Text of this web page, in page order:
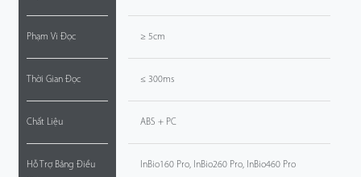
Phạm Vi Đọc
Thời Gian Đọc
Chất Liệu
Hỗ Trợ Bảng Điều
≥ 5cm
≤ 300ms
ABS + PC
InBio160 Pro, InBio260 Pro, InBio460 Pro